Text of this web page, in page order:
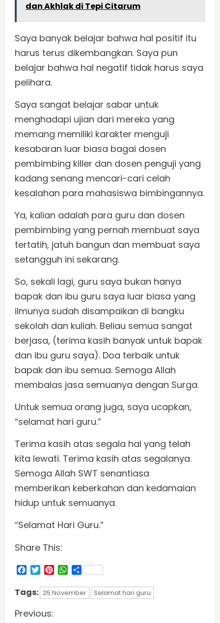
dan Akhlak di Tepi Citarum
Saya banyak belajar bahwa hal positif itu
harus terus dikembangkan. Saya pun
belajar bahwa hal negatif tidak harus saya
pelihara.
Saya sangat belajar sabar untuk
menghadapi ujian dari mereka yang
memang memiliki karakter menguji
kesabaran luar biasa bagai dosen
pembimbing killer dan dosen penguji yang
kadang senang mencari-cari celah
kesalahan para mahasiswa bimbingannya.
Ya, kalian adalah para guru dan dosen
pembimbing yang pernah membuat saya
tertatih, jatuh bangun dan membuat saya
setangguh ini sekarang.
So, sekali lagi, guru saya bukan hanya
bapak dan ibu guru saya luar biasa yang
ilmunya sudah disampaikan di bangku
sekolah dan kuliah. Beliau semua sangat
berjasa, (terima kasih banyak untuk bapak
dan ibu guru saya). Doa terbaik untuk
bapak dan ibu semua. Semoga Allah
membalas jasa semuanya dengan Surga.
Untuk semua orang juga, saya ucapkan,
“selamat hari guru.”
Terima kasih atas segala hal yang telah
kita lewati. Terima kasih atas segalanya.
Semoga Allah SWT senantiasa
memberikan keberkahan dan kedamaian
hidup untuk semuanya.
“Selamat Hari Guru.”
Share This:
Facebook
TwitterPinterestWhatsApp
Share
Tags: 25 November Selamat hari guru
C
Previous: